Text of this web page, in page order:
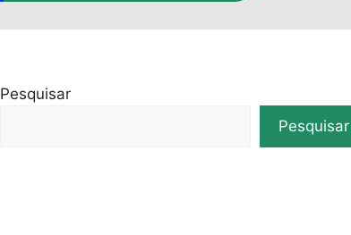
Pesquisar
Pesquisar